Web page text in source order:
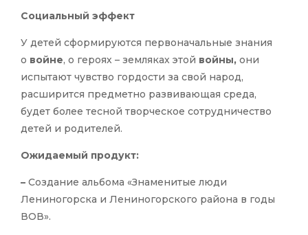
Социальный эффект
У детей сформируются первоначальные знания
о войне, о героях – земляках этой войны, они
испытают чувство гордости за свой народ,
расширится предметно развивающая среда,
будет более тесной творческое сотрудничество
детей и родителей.
Ожидаемый продукт:
– Создание альбома «Знаменитые люди
Лениногорска и Лениногорского района в годы
ВОВ».